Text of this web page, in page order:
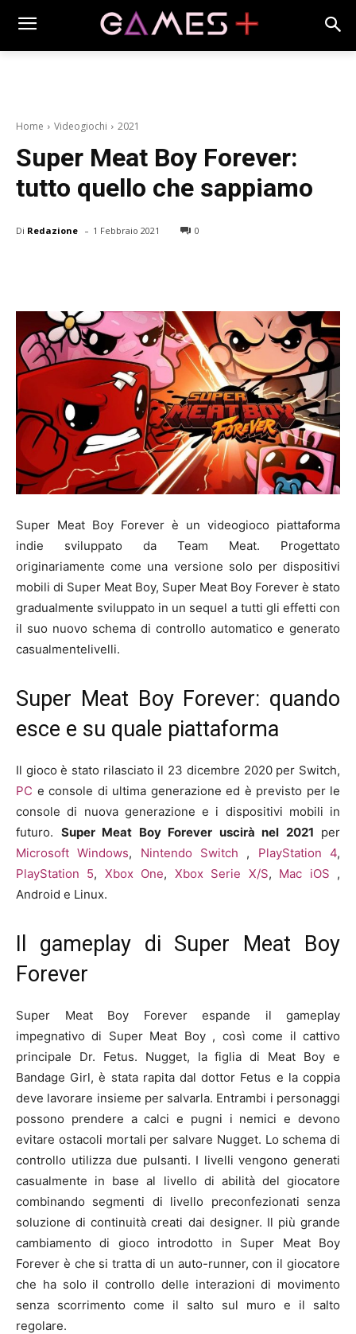
Home Videogiochi 2021
Super Meat Boy Forever:
tutto quello che sappiamo
Di Redazione - 1 Febbraio 2021 0
Super Meat Boy Forever è un videogioco piattaforma
indie sviluppato da Team Meat. Progettato
originariamente come una versione solo per dispositivi
mobili di Super Meat Boy, Super Meat Boy Forever è stato
gradualmente sviluppato in un sequel a tutti gli effetti con
il suo nuovo schema di controllo automatico e generato
casualmentelivelli.
Super Meat Boy Forever: quando
esce e su quale piattaforma
Il gioco è stato rilasciato il 23 dicembre 2020 per Switch,
PC e console di ultima generazione ed è previsto per le
console di nuova generazione e i dispositivi mobili in
futuro. Super Meat Boy Forever uscirà nel 2021 per
Microsoft Windows, Nintendo Switch , PlayStation 4,
PlayStation 5, Xbox One, Xbox Serie X/S, Mac iOS ,
Android e Linux.
Il gameplay di Super Meat Boy
Forever
Super Meat Boy Forever espande il gameplay
impegnativo di Super Meat Boy , così come il cattivo
principale Dr. Fetus. Nugget, la figlia di Meat Boy e
Bandage Girl, è stata rapita dal dottor Fetus e la coppia
deve lavorare insieme per salvarla. Entrambi i personaggi
possono prendere a calci e pugni i nemici e devono
evitare ostacoli mortali per salvare Nugget. Lo schema di
controllo utilizza due pulsanti. I livelli vengono generati
casualmente in base al livello di abilità del giocatore
combinando segmenti di livello preconfezionati senza
soluzione di continuità creati dai designer. Il più grande
cambiamento di gioco introdotto in Super Meat Boy
Forever è che si tratta di un auto-runner, con il giocatore
che ha solo il controllo delle interazioni di movimento
senza scorrimento come il salto sul muro e il salto
regolare.